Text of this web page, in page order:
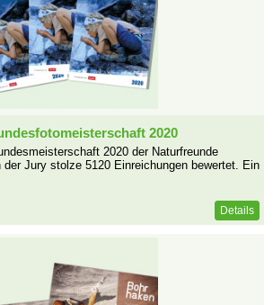
2020
2020 der Naturfreunde
der Jury stolze 5120 Einreichungen bewertet. Ein
Details